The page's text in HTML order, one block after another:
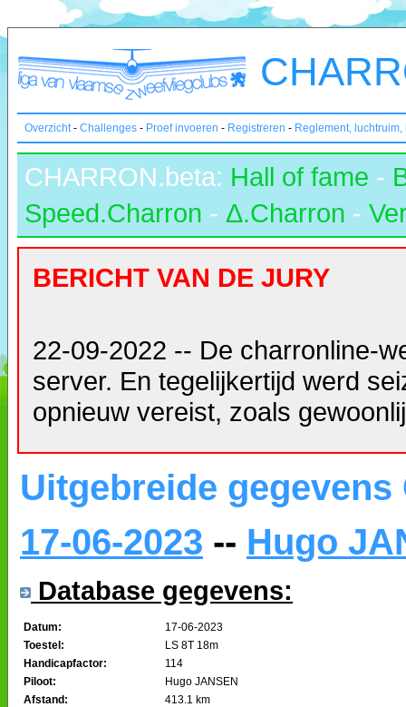
Overzicht- Challenges - Proef invoeren - Registreren - Reglement,
CHARRON.beta: Hall of fame -
Speed.Charron - Δ.Charron -
BERICHT VAN DE JURY
22-09-2022 -- De charronline-
server. En tegelijkertijd werd
opnieuw vereist, zoals
Uitgebreide
17-06-2023 -- Hugo
Database gegevens:
Datum:
17-06-2023
Toestel:
LS 8T 18m
Handicapfactor:
114
Piloot:
Hugo JANSEN
Afstand:
413.1 km